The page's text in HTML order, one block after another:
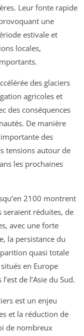
Leur fonte rapide
une
estivale et
locales,
des glaciers
agricoles et
des conséquences
De manière
des
tensions autour de
les prochaines
2100 montrent
seraient réduites, de
avec une forte
la persistance du
quasi totale
en Europe
de l’Asie du Sud.
est un enjeu
et la réduction de
de nombreux